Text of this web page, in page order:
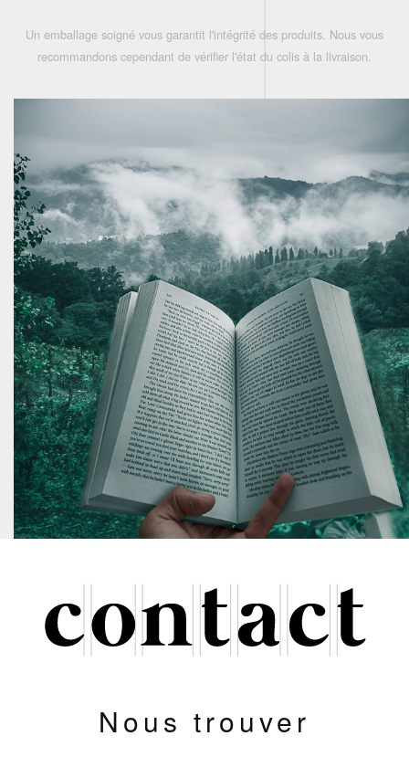
Un emballage soigné vous garantit l'intégrité des produits. Nous vous
recommandons cependant de vérifier l'état du colis à la livraison.
Nous trouver